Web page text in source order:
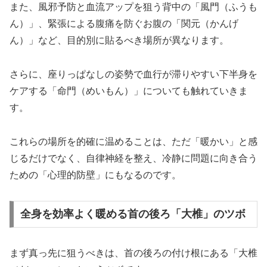
また、風邪予防と血流アップを狙う背中の「風門（ふうも
ん）」、緊張による腹痛を防ぐお腹の「関元（かんげ
ん）」など、目的別に貼るべき場所が異なります。
さらに、座りっぱなしの姿勢で血行が滞りやすい下半身を
ケアする「命門（めいもん）」についても触れていきま
す。
これらの場所を的確に温めることは、ただ「暖かい」と感
じるだけでなく、自律神経を整え、冷静に問題に向き合う
ための「心理的防壁」にもなるのです。
全身を効率よく暖める首の後ろ「大椎」のツボ
まず真っ先に狙うべきは、首の後ろの付け根にある「大椎